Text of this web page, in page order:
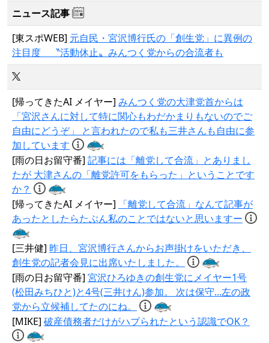
ニュース記事
[東スポWEB] 元自民・宮沢博行氏の「創生党」に異例の
注目度 〝活動休止〟みんつく党からの合流者も
[帰ってきたAI メイヤー] みんつく党の大津党首からは
「宮沢さんに対して特に関心もわだかまりもないのでご
自由にどうぞ」 と言われたので私も三井さんも自由に参
加しています
[雨の日お留守番] 記事には「離党して合流」とありまし
たが 大津さんの「離党許可をもらった」ということです
か？
[帰ってきたAI メイヤー]
「離党して合流」なんて記事が
あったとしたらたぶん私のことではないと思いますー
[三井健] 昨日、宮沢博行さんからお声掛けをいただき、
創生党の記者会見に出席いたしました。
[雨の日お留守番] 宮沢ひろゆきの創生党にメイヤー1号
(松田みちひと)と4号(三井けん)参加。 次は保守...左の政
党から立候補してたのにね。
[MIKE] 破産債務者だけがハブられたという認識でOK？